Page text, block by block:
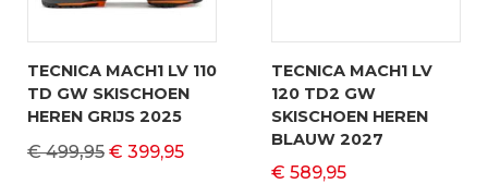
TECNICA MACH1 LV 110
TD GW SKISCHOEN
HEREN GRIJS 2025
€ 499,95 € 399,95
TECNICA MACH1 LV
120 TD2 GW
SKISCHOEN HEREN
BLAUW 2027
€ 589,95